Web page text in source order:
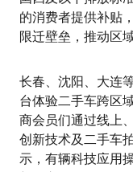
的消费者提供补贴
限迁壁垒，推动区
长春、沈阳、大连
台体验二手车跨区
商会员们通过线上
创新技术及二手车
示，有辆科技应用